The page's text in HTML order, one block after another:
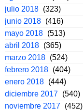
julio 2018 (323)
junio 2018 (416)
mayo 2018 (513)
abril 2018 (365)
marzo 2018 (524)
febrero 2018 (404)
enero 2018 (444)
diciembre 2017 (540)
noviembre 2017 (452)